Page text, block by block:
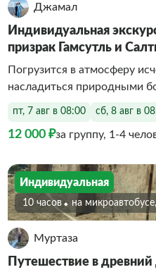
Джамал
Индивидуальная
призрак Гамсутль и
Погрузится в атмосферу
насладиться природными
пт, 7 авг в 08:00 сб, 8 авг в
12 000 ₽за группу, 1-4
Индивидуальная
10 часов На
Муртаза
Путешествие в